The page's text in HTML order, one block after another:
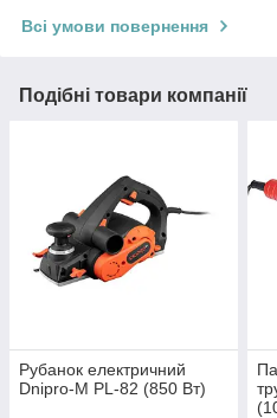
Всі умови повернення
Подібні товари компанії
Рубанок електричний
Dnipro-M PL-82 (850 Вт)